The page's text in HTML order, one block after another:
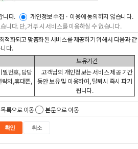
니다.
개인정보 수집ㆍ이용에 동의하지 않습니다.
니다. 단, 거부 시 서비스를 이용하실 수 없습니다.
적화되고 맞춤화된 서비스를 제공하기 위해서 다음과 같
다.
보유기간
밀번호, 담당
처,휴대폰,
고객님의 개인정보는 서비스 제공 기간
동안 보유 및 이용하여, 탈퇴시 즉시 파기
됩니다.
목록으로 이동 본문으로 이동
확인 취소